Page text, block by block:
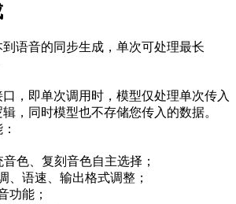
语音的同步生成，单次可处理最长
，即单次调用时，模型仅处理单次传入
，同时模型也不存储您传入的数据。
色、复刻音色自主选择；
、语速、输出格式调整；
功能；